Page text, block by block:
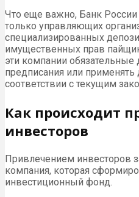
Что еще важно, Банк России
только управляющих
специализированных
имущественных прав
эти компании обязательные
предписания или
соответствии с текущим
Как происходит
инвесторов
Привлечением инвесторов
компания, которая
инвестиционный фонд.